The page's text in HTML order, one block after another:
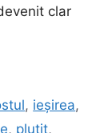
clar
, ieșirea,
, plutit,